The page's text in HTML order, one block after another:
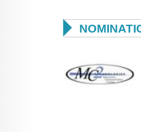
